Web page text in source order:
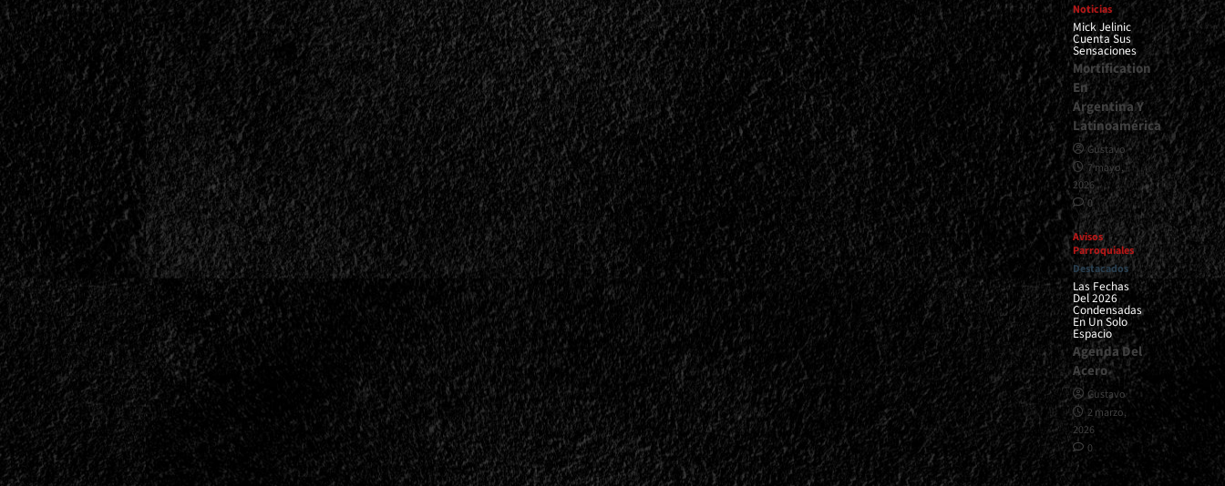
Noticias
Mick Jelinic
Cuenta Sus
Sensaciones
Mortification
En
Argentina Y
Latinoamérica
Gustavo
7 mayo,
2026
0
Avisos
Parroquiales
Destacados
Las Fechas
Del 2026
Condensadas
En Un Solo
Espacio
Agenda Del
Acero
Gustavo
2 marzo,
2026
0